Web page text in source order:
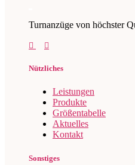
Turnanzüge von höchster
Nützliches
Leistungen
Produkte
Größentabelle
Aktuelles
Kontakt
Sonstiges